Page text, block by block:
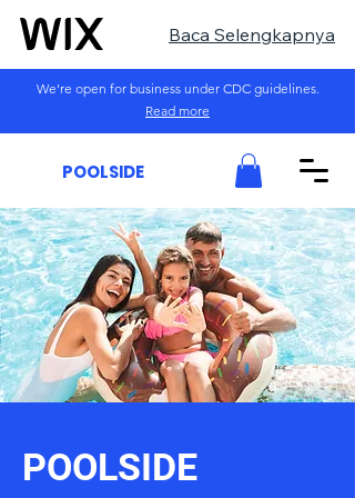
Baca Selengkapnya